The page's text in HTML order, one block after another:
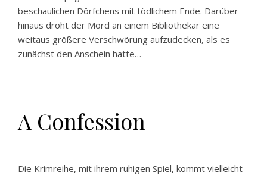
beschaulichen Dörfchens mit tödlichem Ende. Darüber
hinaus droht der Mord an einem Bibliothekar eine
weitaus größere Verschwörung aufzudecken, als es
zunächst den Anschein hatte…
A Confession
Die Krimreihe, mit ihrem ruhigen Spiel, kommt vielleicht